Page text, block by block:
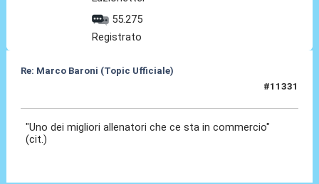
55.275
Registrato
Re: Marco Baroni (Topic Ufficiale)
#11331
"Uno dei migliori allenatori che ce sta in commercio"
(cit.)